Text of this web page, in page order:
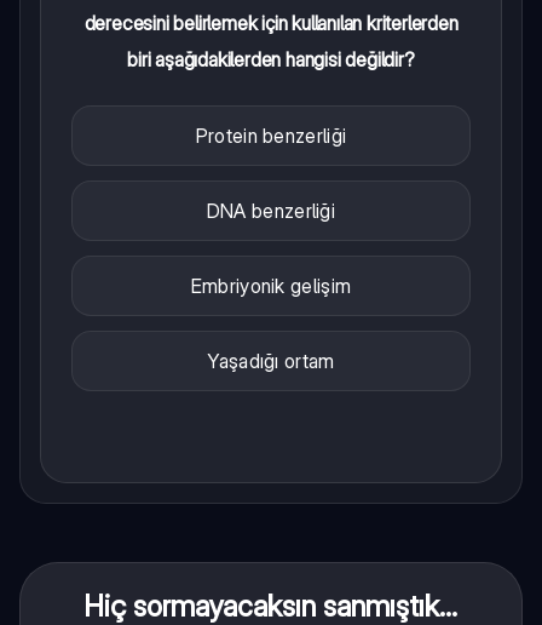
derecesini belirlemek için kullanılan kriterlerden
biri aşağıdakilerden hangisi değildir?
Protein benzerliği
DNA benzerliği
Embriyonik gelişim
Yaşadığı ortam
Hiç sormayacaksın sanmıştık...